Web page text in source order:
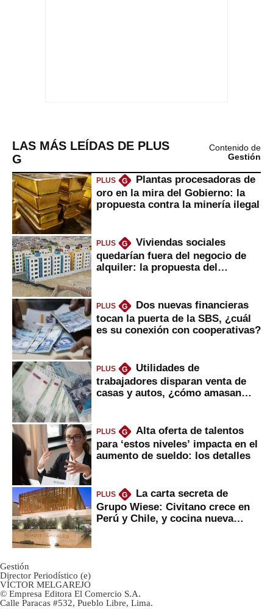
LAS MÁS LEÍDAS DE PLUS
G
Contenido de
Gestión
PLUS G
Plantas procesadoras de
oro en la mira del Gobierno: la
propuesta contra la minería ilegal
PLUS G
Viviendas sociales
quedarían fuera del negocio de
alquiler: la propuesta del
PLUS G
Dos nuevas financieras
tocan la puerta de la SBS, ¿cuál
es su conexión con cooperativas?
PLUS G
Utilidades de
trabajadores disparan venta de
casas y autos, ¿cómo amasan
PLUS G
Alta oferta de talentos
para ‘estos niveles’ impacta en el
aumento de sueldo: los detalles
PLUS G
La carta secreta de
Grupo Wiese: Civitano crece en
Perú y Chile, y cocina nueva
Gestión
Director Periodístico (e)
VÍCTOR MELGAREJO
© Empresa Editora El Comercio S.A.
Calle Paracas #532, Pueblo Libre, Lima.